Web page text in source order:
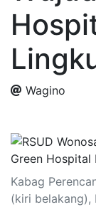
Wagino
Kabag
(kiri belakang),